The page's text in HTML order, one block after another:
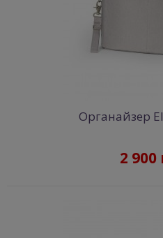
Органайзер
2 900